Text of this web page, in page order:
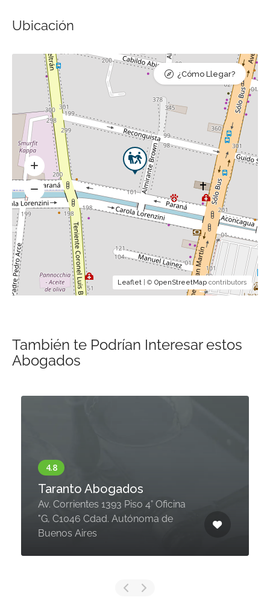
Ubicación
Leaflet | © OpenStreetMap contributors
¿Cómo Llegar?
También te Podrían Interesar estos
Abogados
Taranto Abogados
Av. Corrientes 1393 Piso 4° Oficina
"G, C1046 Cdad. Autónoma de
Buenos Aires